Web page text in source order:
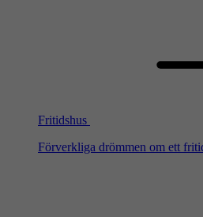
Fritidshus
Förverkliga drömmen om ett